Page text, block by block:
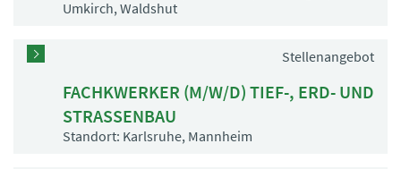
Umkirch, Waldshut
Stellenangebot
FACHKWERKER (M/W/D) TIEF-, ERD- UND
STRASSENBAU
Standort: Karlsruhe, Mannheim